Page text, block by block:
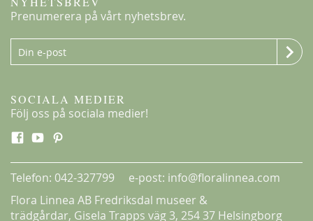
Prenumerera på vårt nyhetsbrev.
SOCIALA MEDIER
Följ oss på sociala medier!
Telefon: 042-327799 e-post: info@floralinnea.com
Flora Linnea AB Fredriksdal museer &
trädgårdar, Gisela Trapps väg 3, 254 37 Helsingborg